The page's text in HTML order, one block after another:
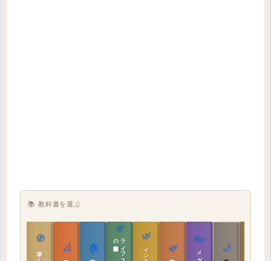
📚 教科書を選ぶ
🧭
📐
実施設計の教科書
🏠
性能設計の教科書
🌿
教科書 🌿
🌿
敷地設計の教科書
👓
🌙
建築思想の教科書